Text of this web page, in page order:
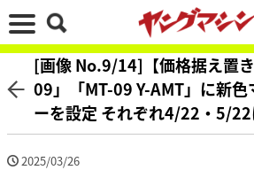
[画像 No.9/14]【価格据え置
09」「MT-09 Y-AMT」に新色
ーを設定 それぞれ4/22・5/
2025/03/26